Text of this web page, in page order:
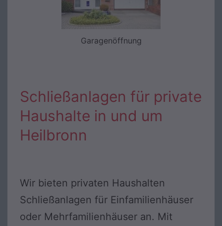
Garagenöffnung
Schließanlagen für private
Haushalte in und um
Heilbronn
Wir bieten privaten Haushalten
Schließanlagen für Einfamilienhäuser
oder Mehrfamilienhäuser an. Mit